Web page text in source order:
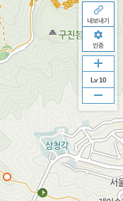
Lv 10